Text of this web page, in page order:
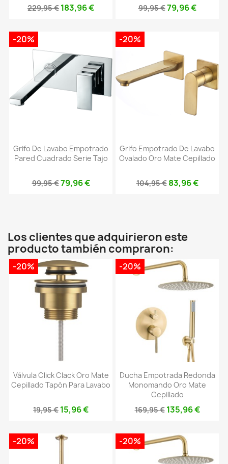
229,95 € 183,96 €
99,95 €79,96 €
Grifo De Lavabo Empotrado
Pared Cuadrado Serie Tajo
99,95 €79,96 €
-20%
Grifo Empotrado De Lavabo
Ovalado Oro Mate Cepillado
104,95 € 83,96 €
-20%
Los clientes que adquirieron este
producto también compraron:
Válvula Click Clack Oro Mate
Cepillado Tapón Para Lavabo
19,95 € 15,96 €
-20%
Ducha Empotrada Redonda
Monomando Oro Mate
Cepillado
169,95 € 135,96 €
-20%
-20% -20%